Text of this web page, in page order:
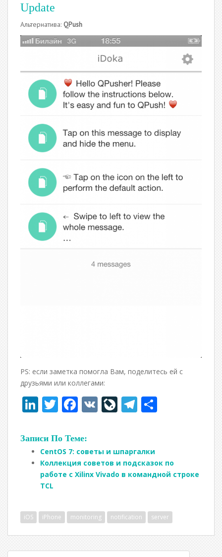
Update
Альтернатива: QPush
PS: если заметка помогла Вам, поделитесь ей с
друзьями или коллегами:
Li
k
e
dI
n
T
itt
er
F
e
b
o
o
V Li
o
u
r
al
T
gr
a
m
а
в
т
ь
Записи По Теме:
CentOS 7: советы и шпаргалки
Коллекция советов и подсказок по
работе с Xilinx Vivado в командной строке
TCL
iOS iPhone monitoring notification server